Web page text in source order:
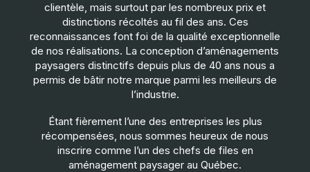
clientèle, mais surtout par les nombreux prix et
distinctions récoltés au fil des ans. Ces
reconnaissances font foi de la qualité exceptionnelle
de nos réalisations. La conception d’aménagements
paysagers distinctifs depuis plus de 40 ans nous a
permis de bâtir notre marque parmi les meilleurs de
l’industrie.
Étant fièrement l’une des entreprises les plus
récompensées, nous sommes heureux de nous
inscrire comme l’un des chefs de files en
aménagement paysager au Québec.